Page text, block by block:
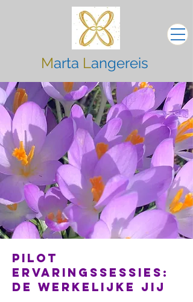
Marta Langereis
Pilot
Ervaringssessies:
de werkelijke Jij